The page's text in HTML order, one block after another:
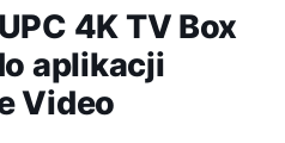
4K TV Box
aplikacji
Video